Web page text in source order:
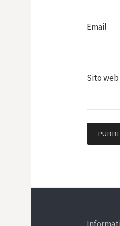
Email
Sito web